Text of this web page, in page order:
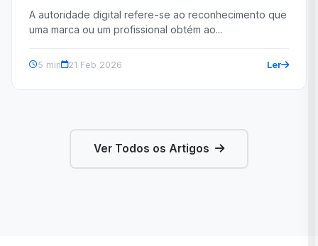
A autoridade digital refere-se ao reconhecimento que
uma marca ou um profissional obtém ao...
5 min 21 Feb 2026 Ler
Ver Todos os Artigos